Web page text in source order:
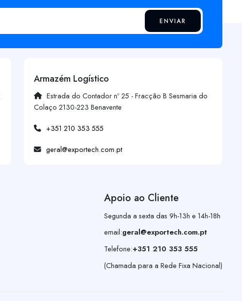
ENVIAR
Armazém Logístico
Estrada do Contador nº 25 - Fracção B Sesmaria do
Colaço 2130-223 Benavente
+351 210 353 555
geral@exportech.com.pt
Apoio ao Cliente
Segunda a sexta das 9h-13h e 14h-18h
email:geral@exportech.com.pt
Telefone:+351 210 353 555
(Chamada para a Rede Fixa Nacional)